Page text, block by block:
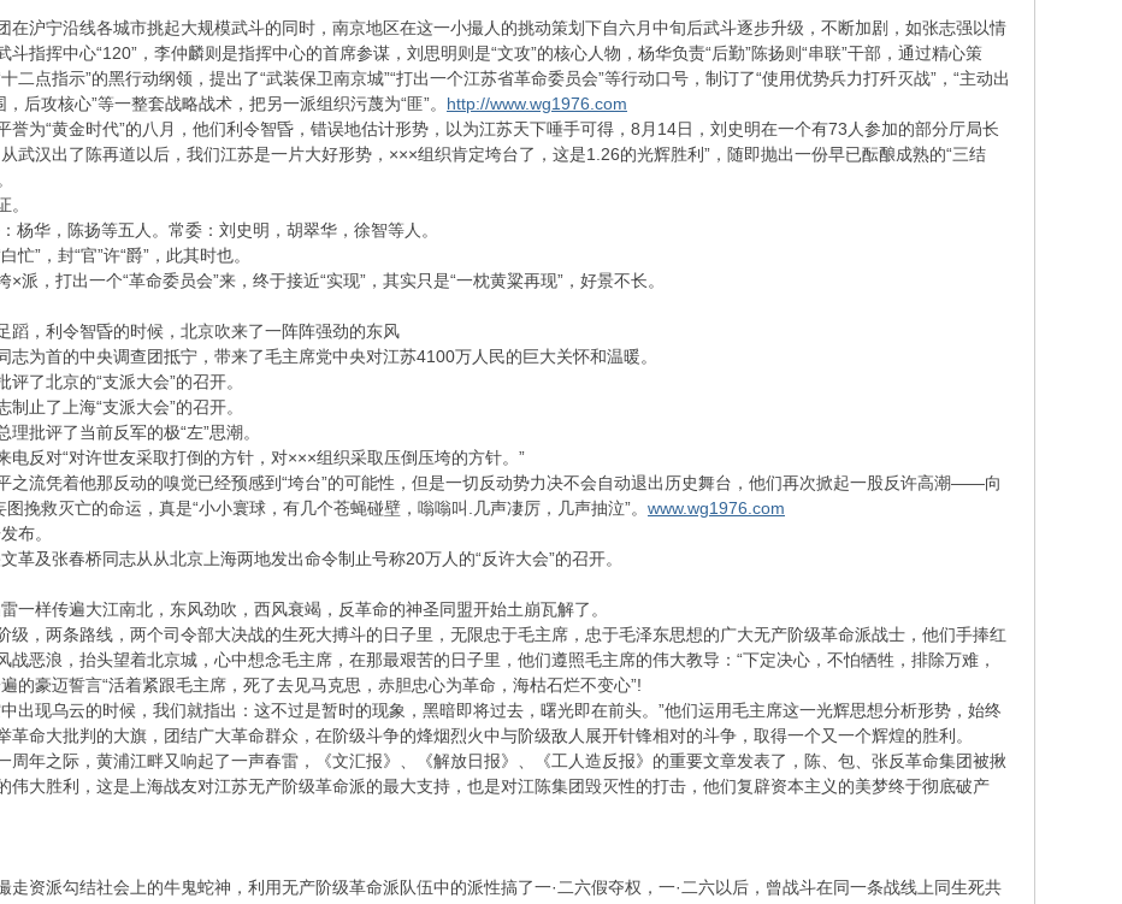
沪宁沿线各城市挑起大规模武斗的同时，南京地区在这一小撮人的挑动策划下自六月中旬后武斗逐步升级，不断加剧，如张志强以情
斗指挥中心“120”，李仲麟则是指挥中心的首席参谋，刘思明则是“文攻”的核心人物，杨华负责“后勤”陈扬则“串联”干部，通过精心策
二点指示”的黑行动纲领，提出了“武装保卫南京城”“打出一个江苏省革命委员会”等行动口号，制订了“使用优势兵力打歼灭战”，“主动出
后攻核心”等一整套战略战术，把另一派组织污蔑为“匪”。 http://www.wg1976.com
为“黄金时代”的八月，他们利令智昏，错误地估计形势，以为江苏天下唾手可得，8月14日，刘史明在一个有73人参加的部分厅局长
武汉出了陈再道以后，我们江苏是一片大好形势，×××组织肯定垮台了，这是1.26的光辉胜利”，随即抛出一份早已酝酿成熟的“三结
华，陈扬等五人。常委：刘史明，胡翠华，徐智等人。
”，封“官”许“爵”，此其时也。
，打出一个“革命委员会”来，终于接近“实现”，其实只是“一枕黄粱再现”，好景不长。
，利令智昏的时候，北京吹来了一阵阵强劲的东风
为首的中央调查团抵宁，带来了毛主席党中央对江苏4100万人民的巨大关怀和温暖。
了北京的“支派大会”的召开。
止了上海“支派大会”的召开。
批评了当前反军的极“左”思潮。
反对“对许世友采取打倒的方针，对×××组织采取压倒压垮的方针。”
流凭着他那反动的嗅觉已经预感到“垮台”的可能性，但是一切反动势力决不会自动退出历史舞台，他们再次掀起一股反许高潮——向
图挽救灭亡的命运，真是“小小寰球，有几个苍蝇碰壁，嗡嗡叫.几声凄厉，几声抽泣”。 www.wg1976.com
布。
及张春桥同志从从北京上海两地发出命令制止号称20万人的“反许大会”的召开。
样传遍大江南北，东风劲吹，西风衰竭，反革命的神圣同盟开始土崩瓦解了。
，两条路线，两个司令部大决战的生死大搏斗的日子里，无限忠于毛主席，忠于毛泽东思想的广大无产阶级革命派战士，他们手捧红
战恶浪，抬头望着北京城，心中想念毛主席，在那最艰苦的日子里，他们遵照毛主席的伟大教导：“下定决心，不怕牺牲，排除万难，
的豪迈誓言“活着紧跟毛主席，死了去见马克思，赤胆忠心为革命，海枯石烂不变心”!
现乌云的时候，我们就指出：这不过是暂时的现象，黑暗即将过去，曙光即在前头。”他们运用毛主席这一光辉思想分析形势，始终
革命大批判的大旗，团结广大革命群众，在阶级斗争的烽烟烈火中与阶级敌人展开针锋相对的斗争，取得一个又一个辉煌的胜利。
周年之际，黄浦江畔又响起了一声春雷，《文汇报》、《解放日报》、《工人造反报》的重要文章发表了，陈、包、张反革命集团被揪
伟大胜利，这是上海战友对江苏无产阶级革命派的最大支持，也是对江陈集团毁灭性的打击，他们复辟资本主义的美梦终于彻底破产
走资派勾结社会上的牛鬼蛇神，利用无产阶级革命派队伍中的派性搞了一·二六假夺权，一·二六以后，曾战斗在同一条战线上同生死共